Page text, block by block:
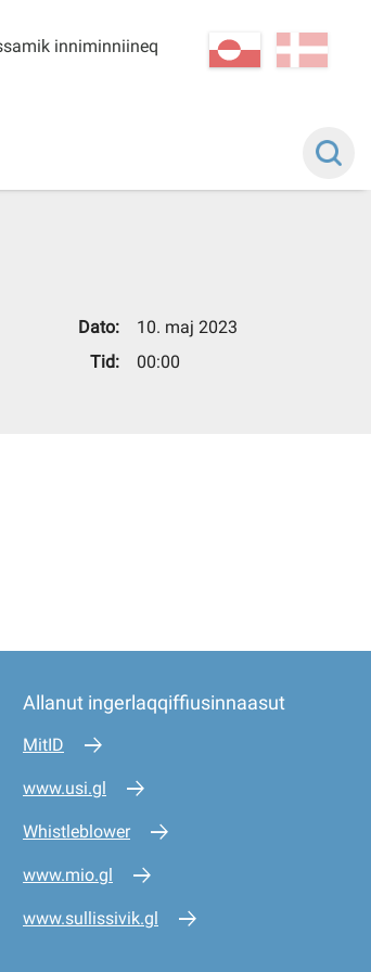
kl-GL
inniminniineq
Dato:
10. maj 2023
Tid:
00:00
Allanut ingerlaqqiffiusinnaasut
MitID
www.usi.gl
Whistleblower
www.mio.gl
www.sullissivik.gl